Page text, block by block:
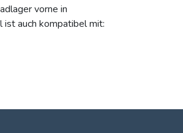
vorne in
auch kompatibel mit: